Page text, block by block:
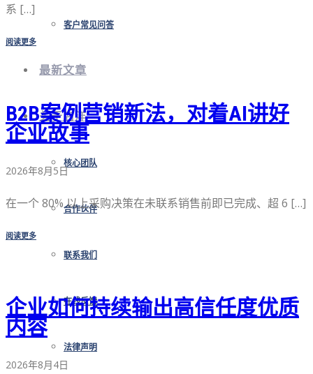
客户常见问答
最新文章
关于启洋
核心团队
合作伙伴
联系我们
在线反馈
法律声明
系 […]
阅读更多
B2B案例营销新法，对着AI讲好
企业故事
2026年8月5日
在一个 80% 以上采购决策在未联系销售前即已完成、超 6 […]
阅读更多
企业如何持续输出高信任度优质
内容
2026年8月4日